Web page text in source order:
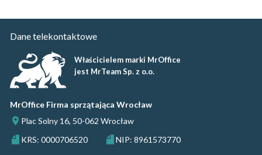
Dane telekontaktowe
Właścicielem marki MrOffice
jest MrTeam Sp. z o.o.
MrOffice Firma sprzątająca Wrocław
Plac Solny 16, 50-062 Wrocław
KRS: 0000706520
NIP: 8961573770